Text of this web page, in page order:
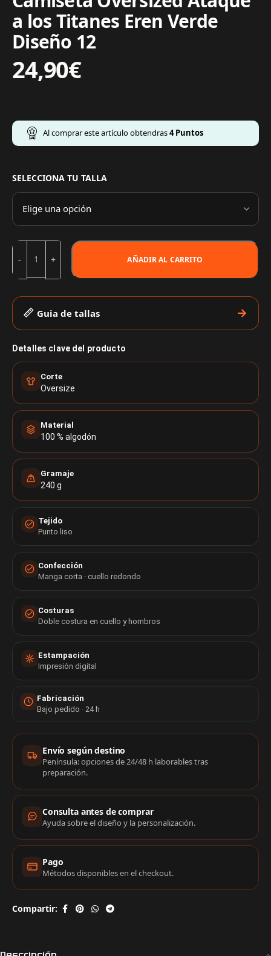
a los Titanes Eren Verde
Diseño 12
24,90€
Al comprar este artículo obtendras4Puntos
SELECCIONA TU TALLA
AÑADIR AL CARRITO
Guia de tallas
Detalles clave del producto
Corte
Oversize
Material
100 % algodón
Gramaje
240 g
Tejido
Punto liso
Confección
Manga corta · cuello redondo
Costuras
Doble costura en cuello y hombros
Estampación
Impresión digital
Fabricación
Bajo pedido · 24 h
Información de compra
Envío según destino
Península: opciones de 24/48 h laborables tras
preparación.
Consulta antes de comprar
Ayuda sobre el diseño y la personalización.
Pago
Métodos disponibles en el checkout.
Compartir: